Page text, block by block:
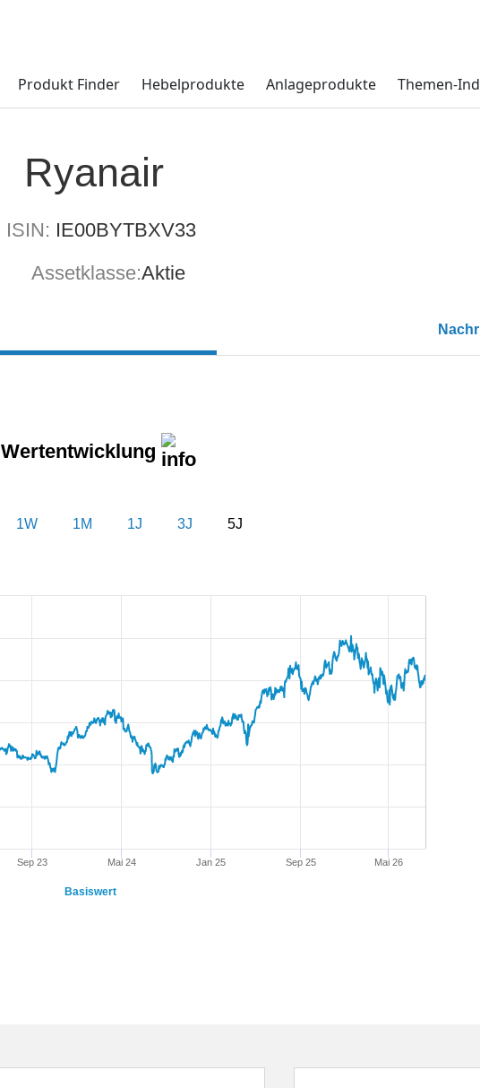
Produkt Finder Hebelprodukte Anlageprodukte Themen-
Ryanair
ISIN: IE00BYTBXV33
Assetklasse:Aktie
Wertentwicklung
1W 1M 1J 3J 5J
Sep 23 Mai 24 Jan 25 Sep 25 Mai 26
Basiswert